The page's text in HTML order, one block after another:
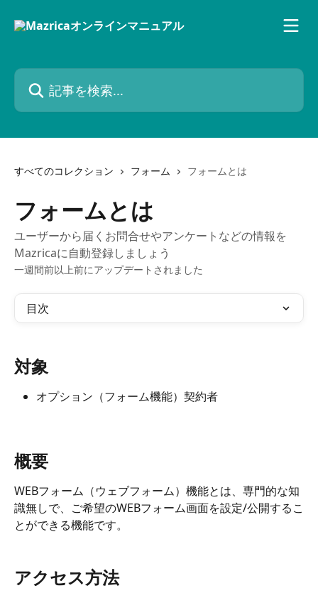
記事を検索...
すべてのコレクション フォーム フォームとは
フォームとは
ユーザーから届くお問合せやアンケートなどの情報を
Mazricaに自動登録しましょう
一週間前以上前にアップデートされました
目次
対象
オプション（フォーム機能）契約者
概要
WEBフォーム（ウェブフォーム）機能とは、専門的な知
識無しで、ご希望のWEBフォーム画面を設定/公開するこ
とができる機能です。
アクセス方法